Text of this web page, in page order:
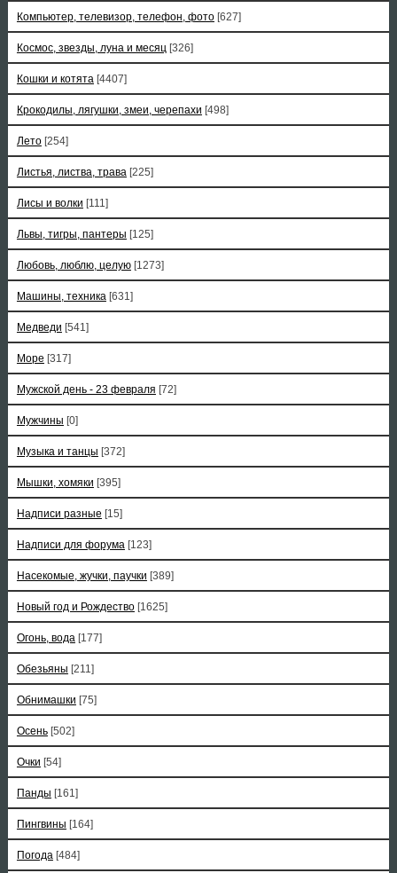
Компьютер, телевизор, телефон, фото [627]
Космос, звезды, луна и месяц [326]
Кошки и котята [4407]
Крокодилы, лягушки, змеи, черепахи [498]
Лето [254]
Листья, листва, трава [225]
Лисы и волки [111]
Львы, тигры, пантеры [125]
Любовь, люблю, целую [1273]
Машины, техника [631]
Медведи [541]
Море [317]
Мужской день - 23 февраля [72]
Мужчины [0]
Музыка и танцы [372]
Мышки, хомяки [395]
Надписи разные [15]
Надписи для форума [123]
Насекомые, жучки, паучки [389]
Новый год и Рождество [1625]
Огонь, вода [177]
Обезьяны [211]
Обнимашки [75]
Осень [502]
Очки [54]
Панды [161]
Пингвины [164]
Погода [484]